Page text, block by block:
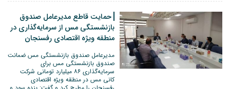
حمایت قاطع مدیرعامل صندوق
بازنشستگی مس از سرمایه‌گذاری در
منطقه ویژه اقتصادی رفسنجان
مدیرعامل صندوق بازنشستگی مس ضمانت
صندوق بازنشستگی مس برای
سرمایه‌گذاری ۸۶ میلیارد تومانی شرکت
کانی مس در منطقه ویژه اقتصادی